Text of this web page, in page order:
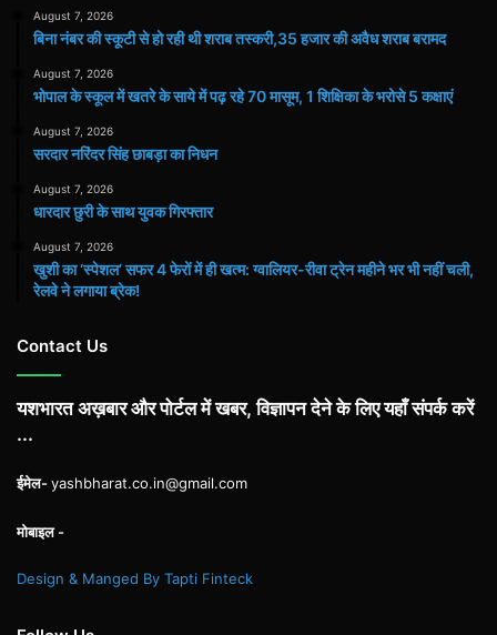
August 7, 2026
बिना नंबर की स्कूटी से हो रही थी शराब तस्करी,35 हजार की अवैध शराब बरामद
August 7, 2026
भोपाल के स्कूल में खतरे के साये में पढ़ रहे 70 मासूम, 1 शिक्षिका के भरोसे 5 कक्षाएं
August 7, 2026
सरदार नरिंदर सिंह छाबड़ा का निधन
August 7, 2026
धारदार छुरी के साथ युवक गिरफ्तार
August 7, 2026
खुशी का ‘स्पेशल’ सफर 4 फेरों में ही खत्म: ग्वालियर-रीवा ट्रेन महीने भर भी नहीं चली,
रेलवे ने लगाया ब्रेक!
Contact Us
यशभारत अख़बार और पोर्टल में खबर, विज्ञापन देने के लिए यहाँ संपर्क करें
...
ईमेल-yashbharat.co.in@gmail.com
मोबाइल -
Design & Manged By Tapti Finteck